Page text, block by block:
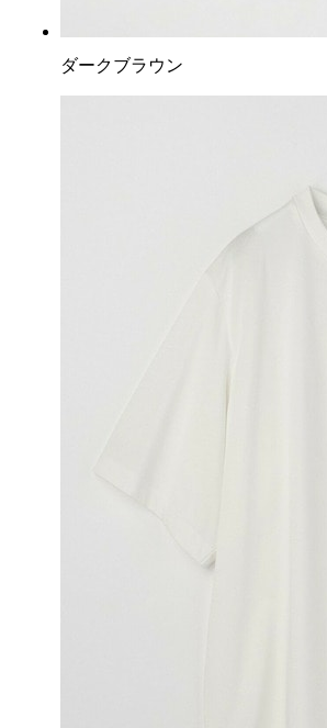
ダークブラウン